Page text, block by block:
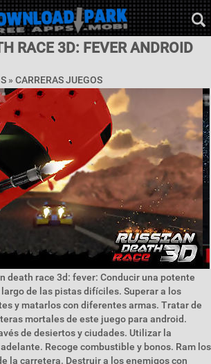
RACE 3D: FEVER ANDROID
» CARRERAS JUEGOS
death race 3d: fever: Conducir una potente
de las pistas difíciles. Superar a los
y matarlos con diferentes armas. Tratar de
mortales de este juego para android.
de desiertos y ciudades. Utilizar la
Recoge combustible y bonos. Ram los
la carretera. Destruir a los enemigos con